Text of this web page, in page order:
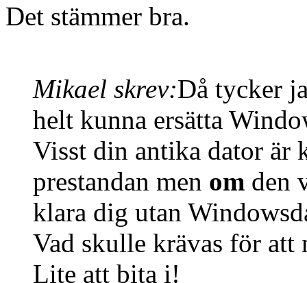
Det stämmer bra.
Mikael skrev:Då tycker
helt kunna ersätta
Visst din antika dator är
prestandan men om den
klara dig utan
Vad skulle krävas för att
Lite att bita i!